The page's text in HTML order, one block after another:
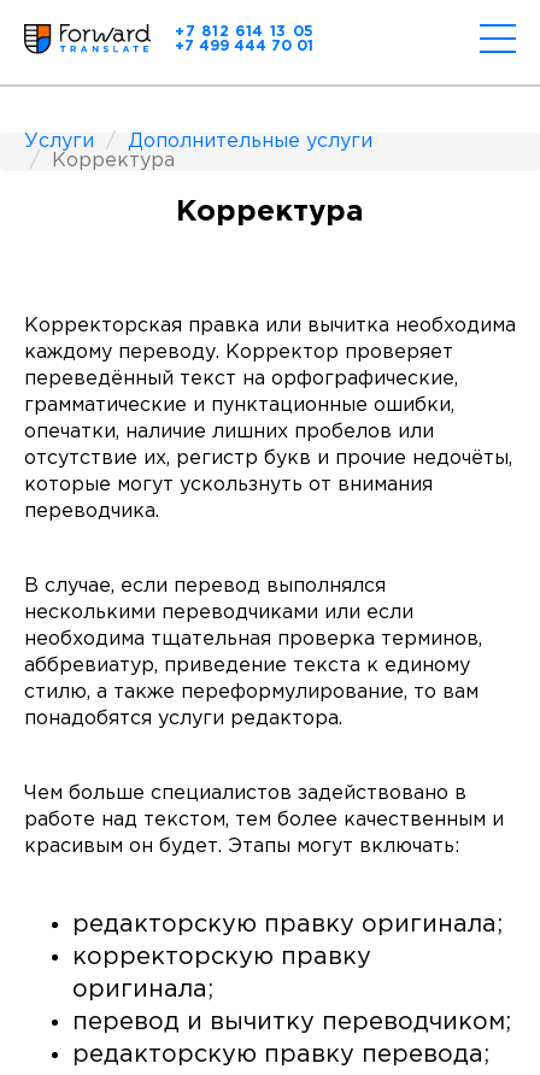
+7 812 614 13 05
+7 499 444 70 01
Услуги
Дополнительные услуги
Корректура
Корректура
Корректорская правка или вычитка необходима
каждому переводу. Корректор проверяет
переведённый текст на орфографические,
грамматические и пунктационные ошибки,
опечатки, наличие лишних пробелов или
отсутствие их, регистр букв и прочие недочёты,
которые могут ускользнуть от внимания
переводчика.
В случае, если перевод выполнялся
несколькими переводчиками или если
необходима тщательная проверка терминов,
аббревиатур, приведение текста к единому
стилю, а также переформулирование, то вам
понадобятся услуги редактора.
Чем больше специалистов задействовано в
работе над текстом, тем более качественным и
красивым он будет. Этапы могут включать:
редакторскую правку оригинала;
корректорскую правку
оригинала;
перевод и вычитку переводчиком;
редакторскую правку перевода;